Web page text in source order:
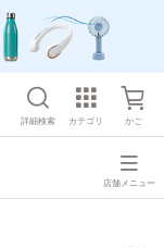
詳細検索 カテゴリ かご
店舗メニュー